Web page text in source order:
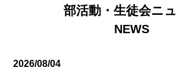
部活動・生徒会ニ
2026/08/04